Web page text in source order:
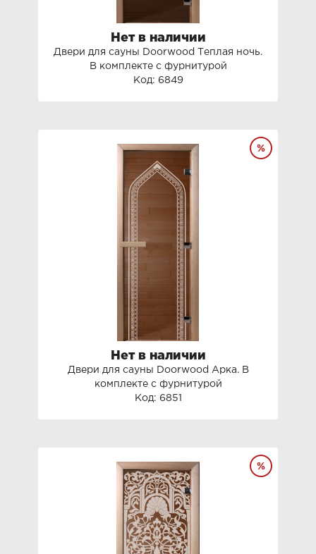
Нет в наличии
Двери для сауны Doorwood Теплая ночь.
В комплекте с фурнитурой
Код: 6849
Нет в наличии
Двери для сауны Doorwood Арка. В
комплекте с фурнитурой
Код: 6851